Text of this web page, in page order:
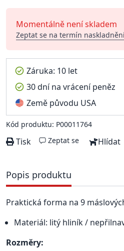
Momentálně není skladem
Zeptat se na termín
Záruka: 10 let
30 dní na vrácení peněz
Země původu USA
Kód produktu: P00011764
Tisk Zeptat se Hlídat
Popis produktu
Praktická forma na 9
Materiál: litý hliník /
Rozměry: